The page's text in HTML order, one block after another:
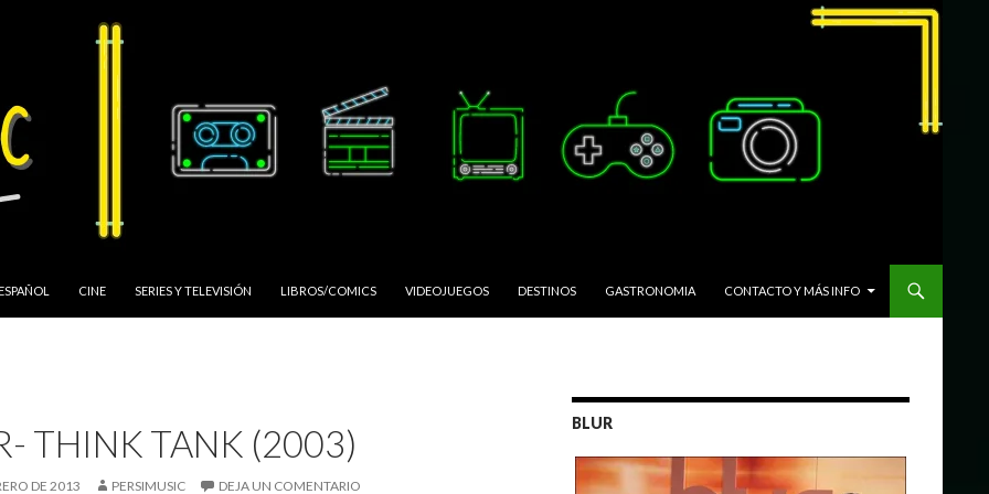
CINE SERIES Y TELEVISIÓN LIBROS/COMICS VIDEOJUEGOS DESTINOS GASTRONOMIA CONTACTO Y MÁS INFO
THINK TANK (2003)
DE 2013 PERSIMUSIC DEJA UN COMENTARIO
BLUR